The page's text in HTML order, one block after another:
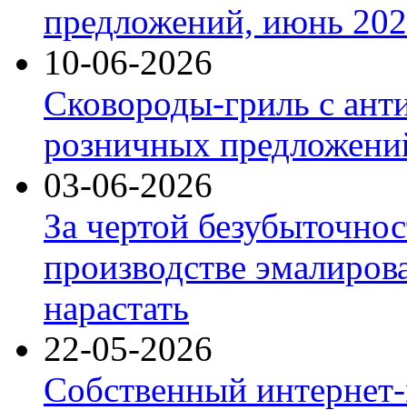
предложений, июнь
10-06-2026
Сковороды-гриль с
розничных
03-06-2026
За чертой
производстве
нарастать
22-05-2026
Собственный